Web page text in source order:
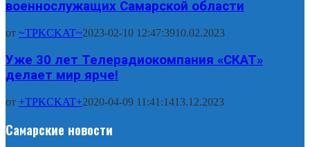
военнослужащих Самарской области
от ~TPKCKAT~2023-02-10 12:47:3910.02.2023
Уже 30 лет Телерадиокомпания «СКАТ»
делает мир ярче!
от +TPKCKAT+2020-04-09 11:41:1413.12.2023
Самарские новости